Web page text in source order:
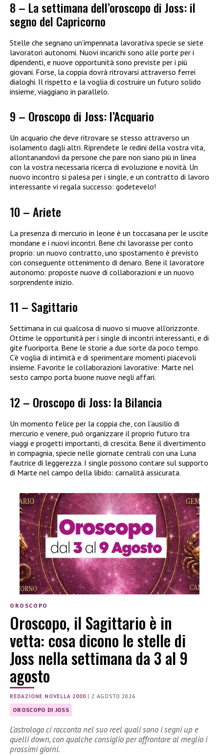
8 – La settimana dell’oroscopo di Joss: il
segno del Capricorno
Stelle che segnano un’impennata lavorativa specie se siete
lavoratori autonomi. Nuovi incarichi sono alle porte per i
dipendenti, e nuove opportunità sono previste per i più
giovani. Forse, la coppia dovrà ritrovarsi attraverso ferrei
dialoghi. Il rispetto e la voglia di costruire un futuro solido
insieme, viaggiano in parallelo.
9 – Oroscopo di Joss: l’Acquario
Un acquario che deve ritrovare se stesso attraverso un
isolamento dagli altri. Riprendete le redini della vostra vita,
allontanandovi da persone che pare non siano più in linea
con la vostra necessaria ricerca di evoluzione e novità. Un
nuovo incontro si palesa per i single, e un contratto di lavoro
interessante vi regala successo: godetevelo!
10 – Ariete
La presenza di mercurio in leone è un toccasana per le uscite
mondane e i nuovi incontri. Bene chi lavorasse per conto
proprio: un nuovo contratto, uno spostamento è previsto
con conseguente ottenimento di denaro. Bene il lavoratore
autonomo: proposte nuove di collaborazioni e un nuovo
sorprendente inizio.
11 – Sagittario
Settimana in cui qualcosa di nuovo si muove all’orizzonte.
Ottime le opportunità per i single di incontri interessanti, e di
gite fuoriporta. Bene le storie a due sorte da poco tempo.
C’è voglia di intimità e di sperimentare momenti piacevoli
insieme. Favorite le collaborazioni lavorative: Marte nel
sesto campo porta buone nuove negli affari.
12 – Oroscopo di Joss: la Bilancia
Un momento felice per la coppia che, con l’ausilio di
mercurio e venere, può organizzare il proprio futuro tra
viaggi e progetti importanti, di crescita. Bene il divertimento
in compagnia, specie nelle giornate centrali con una Luna
fautrice di leggerezza. I single possono contare sul supporto
di Marte nel campo della libido: carnalità assicurata.
OROSCOPO
Oroscopo, il Sagittario è in
vetta: cosa dicono le stelle di
Joss nella settimana da 3 al 9
agosto
REDAZIONE NOVELLA 2000|2 AGOSTO 2026
OROSCOPO DI JOSS
L’astrologo ci racconta nel suo reel quali sono i segni up e
quelli down, con qualche consiglio per affrontare al meglio i
prossimi giorni.